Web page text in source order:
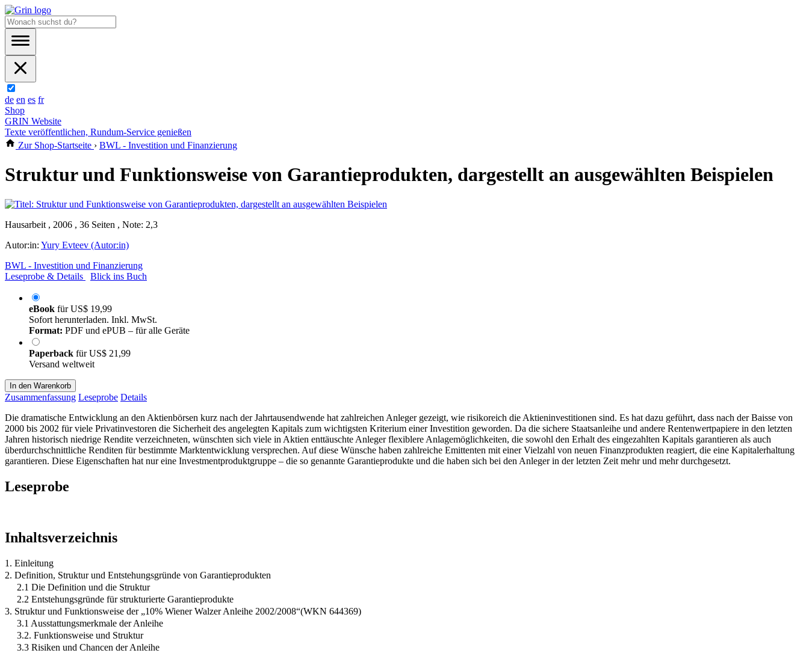
de en es fr
Shop
GRIN Website
Texte veröffentlichen, Rundum-Service genießen
Zur Shop-Startseite › BWL - Investition und Finanzierung
Struktur und Funktionsweise von Garantieprodukten, dargestellt an ausgewählten Beispielen
Hausarbeit , 2006 , 36 Seiten , Note: 2,3
Autor:in: Yury Evteev (Autor:in)
BWL - Investition und Finanzierung
Leseprobe & Details
Blick ins Buch
eBook fürUS$ 19,99
Sofort herunterladen. Inkl. MwSt.
Format: PDF und ePUB – für alle Geräte
Paperback fürUS$ 21,99
Versand weltweit
In den Warenkorb
Zusammenfassung Leseprobe Details
Die dramatische Entwicklung an den Aktienbörsen kurz nach der Jahrtausendwende hat zahlreichen Anleger gezeigt, wie risikoreich die Aktieninvestitionen sind. Es hat dazu geführt, dass nach der Baisse von
2000 bis 2002 für viele Privatinvestoren die Sicherheit des angelegten Kapitals zum wichtigsten Kriterium einer Investition geworden. Da die sichere Staatsanleihe und andere Rentenwertpapiere in den letzten
Jahren historisch niedrige Rendite verzeichneten, wünschten sich viele in Aktien enttäuschte Anleger flexiblere Anlagemöglichkeiten, die sowohl den Erhalt des eingezahlten Kapitals garantieren als auch
überdurchschnittliche Renditen für bestimmte Marktentwicklung versprechen. Auf diese Wünsche haben zahlreiche Emittenten mit einer Vielzahl von neuen Finanzprodukten reagiert, die eine Kapitalerhaltung
garantieren. Diese Eigenschaften hat nur eine Investmentproduktgruppe – die so genannte Garantieprodukte und die haben sich bei den Anleger in der letzten Zeit mehr und mehr durchgesetzt.
Leseprobe
Inhaltsverzeichnis
1. Einleitung
2. Definition, Struktur und Entstehungsgründe von Garantieprodukten
2.1 Die Definition und die Struktur
2.2 Entstehungsgründe für strukturierte Garantieprodukte
3. Struktur und Funktionsweise der „10% Wiener Walzer Anleihe 2002/2008“(WKN 644369)
3.1 Ausstattungsmerkmale der Anleihe
3.2. Funktionsweise und Struktur
3.3 Risiken und Chancen der Anleihe